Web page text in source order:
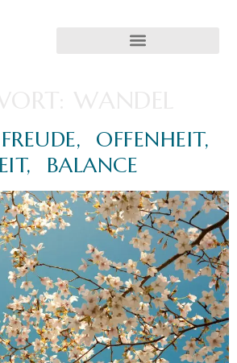
OFFENHEIT,
BALANCE